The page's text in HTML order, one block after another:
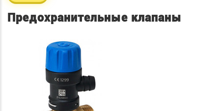
Предохранительные клапаны